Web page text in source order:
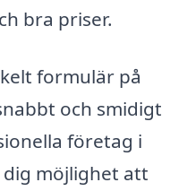
bra priser.
formulär på
och smidigt
företag i
möjlighet att